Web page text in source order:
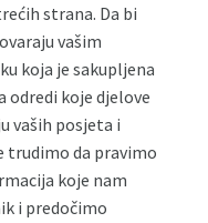
strana. Da bi
vašim
koja je sakupljena
odredi koje djelove
vaših posjeta i
trudimo da pravimo
koje nam
i predočimo